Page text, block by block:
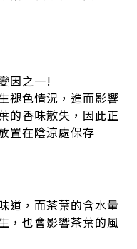
因之一!
褪色情況，進而影響
的香味散失，因此正
置在陰涼處保存
道，而茶葉的含水量
，也會影響茶葉的風